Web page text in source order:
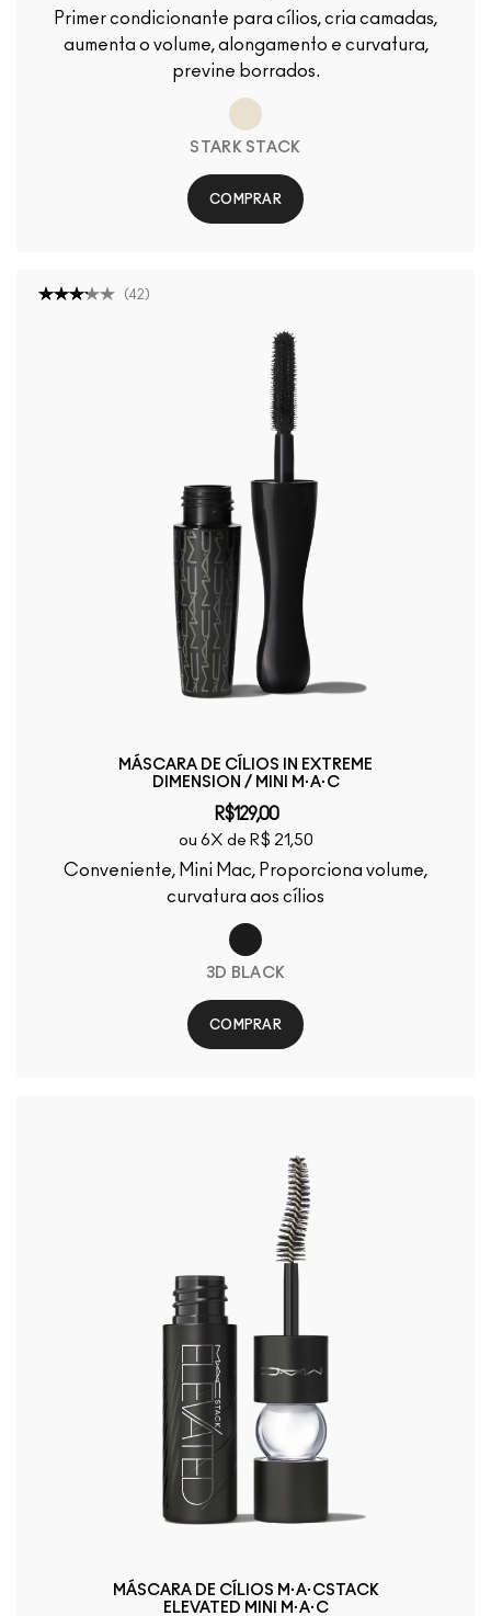
Primer condicionante para cílios, cria camadas,
aumenta o volume, alongamento e curvatura,
previne borrados.
STARK STACK
COMPRAR
(42 )
MÁSCARA DE CÍLIOS IN EXTREME
DIMENSION / MINI M·A·C
R$129,00
ou 6X de R$ 21,50
Conveniente, Mini Mac, Proporciona volume,
curvatura aos cílios
3D BLACK
COMPRAR
MÁSCARA DE CÍLIOS M·A·CSTACK
ELEVATED MINI M·A·C